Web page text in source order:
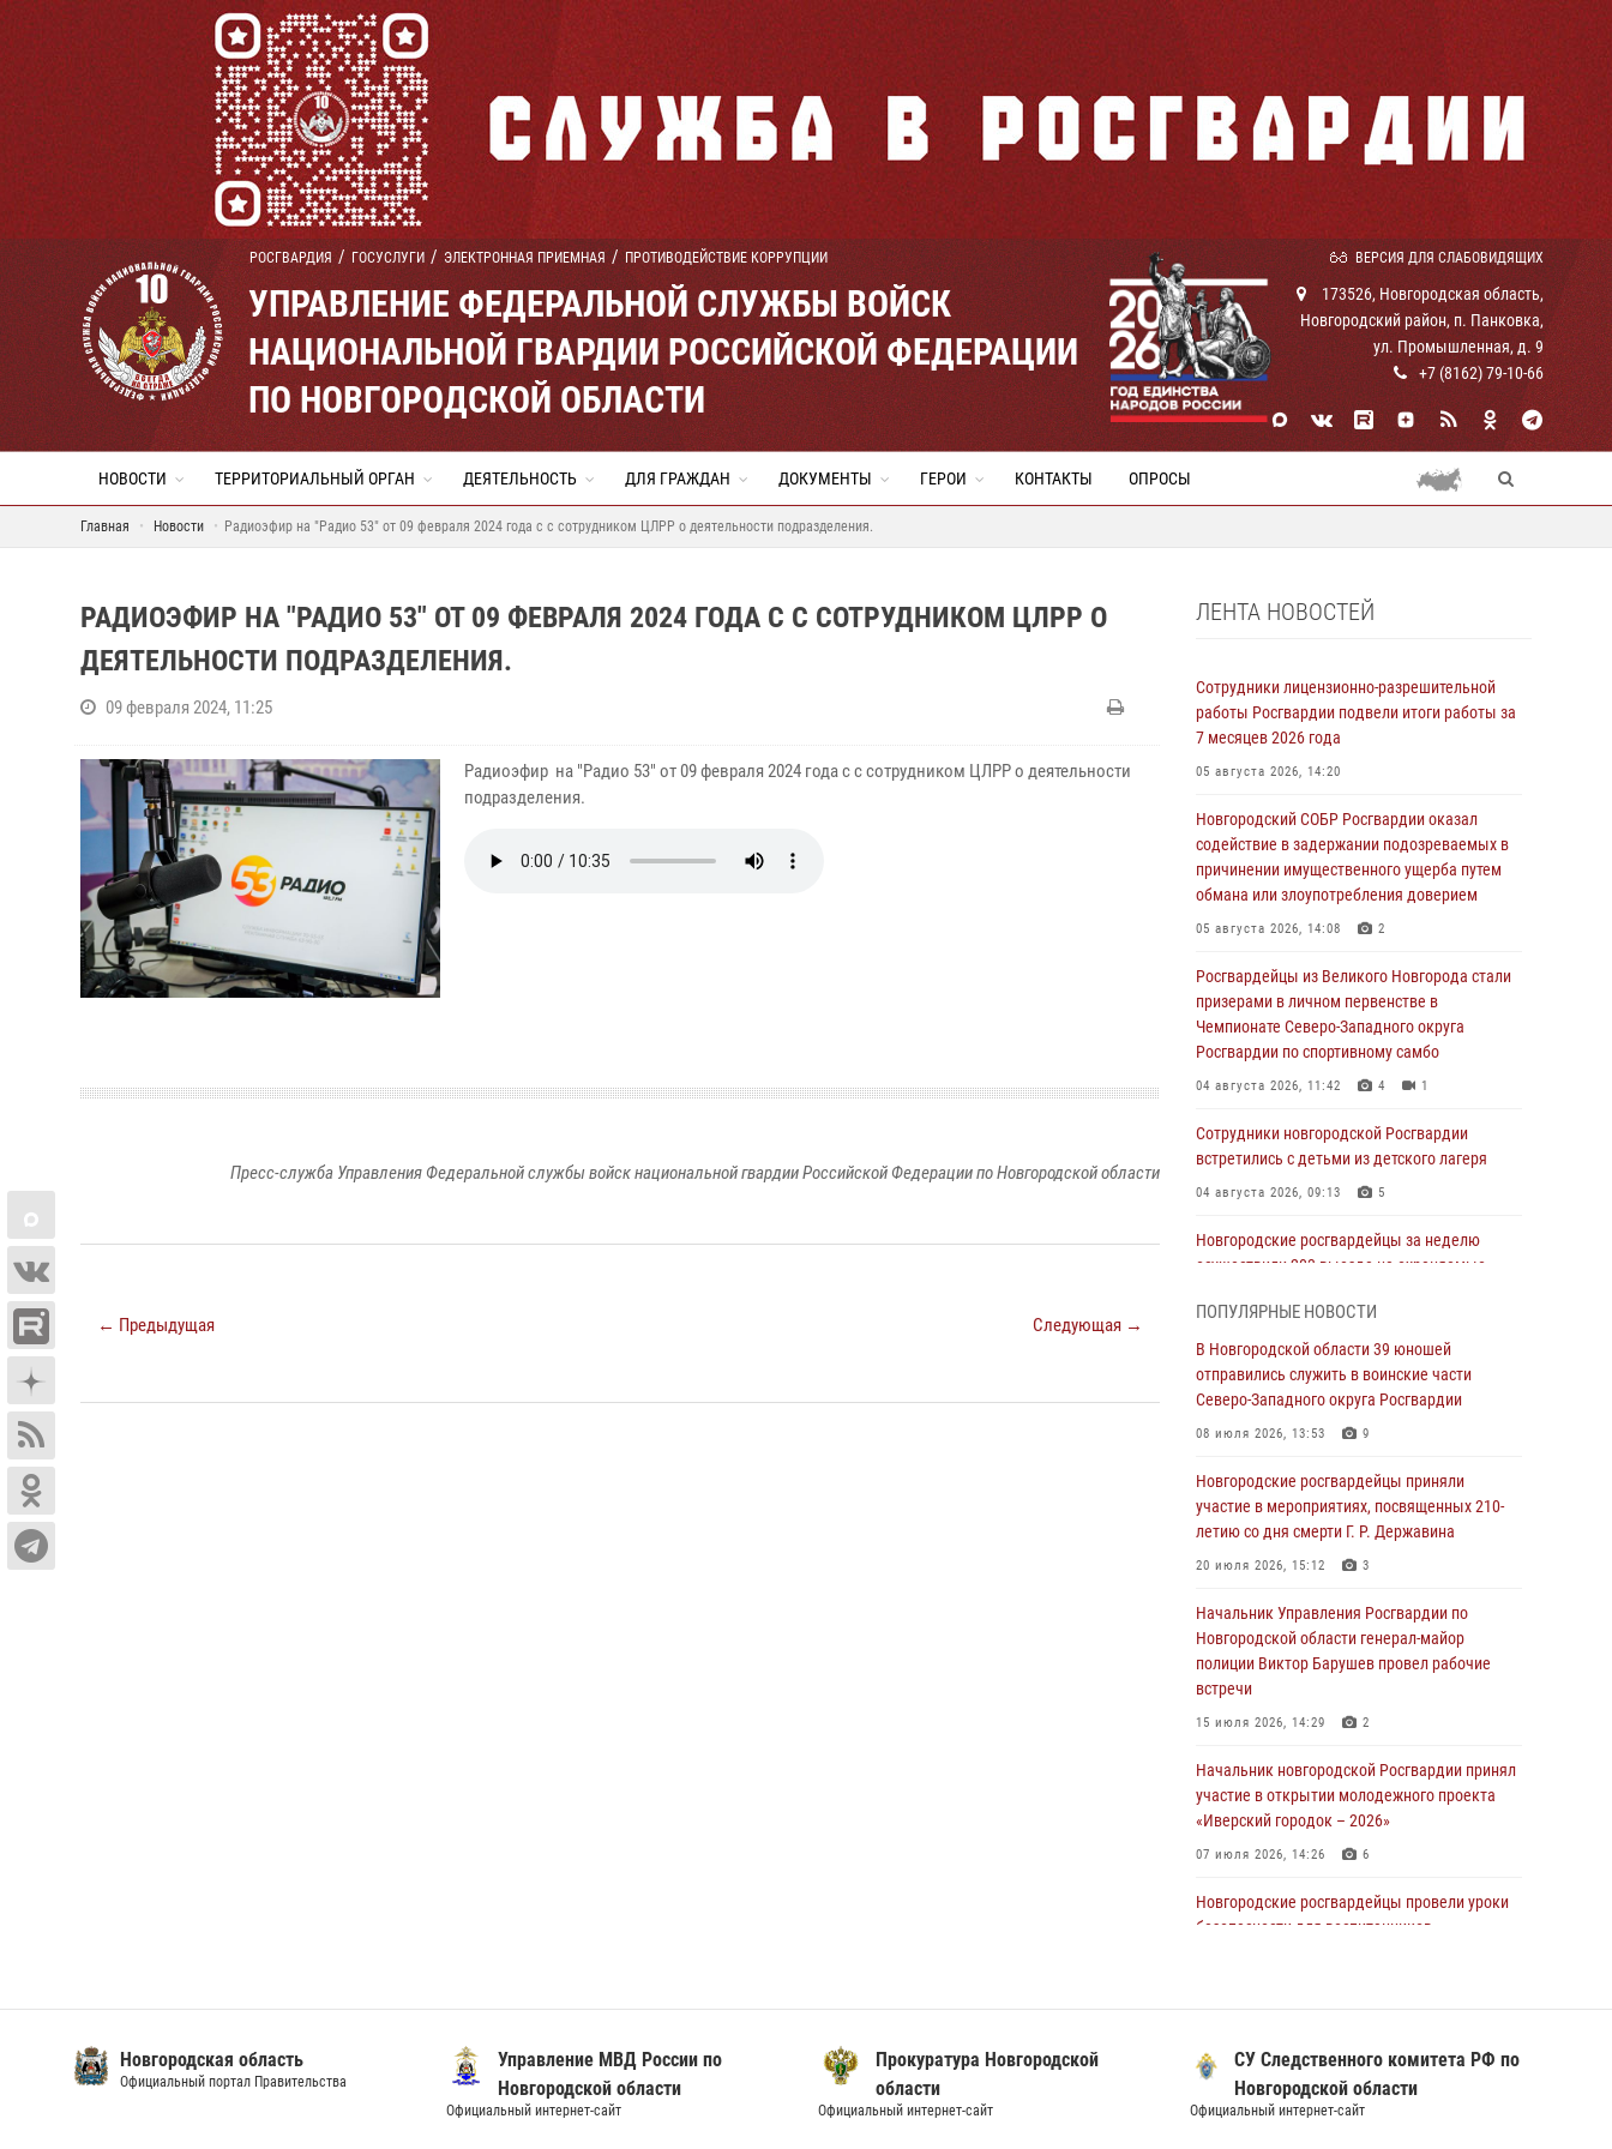
РОСГВАРДИЯ ГОСУСЛУГИ ЭЛЕКТРОННАЯ ПРИЕМНАЯ ПРОТИВОДЕЙСТВИЕ КОРРУПЦИИ ВЕРСИЯ ДЛЯ СЛАБОВИДЯЩИХ
УПРАВЛЕНИЕ ФЕДЕРАЛЬНОЙ СЛУЖБЫ ВОЙСК
НАЦИОНАЛЬНОЙ ГВАРДИИ РОССИЙСКОЙ ФЕДЕРАЦИИ
ПО НОВГОРОДСКОЙ ОБЛАСТИ
173526, Новгородская область,
Новгородский район, п. Панковка,
ул. Промышленная, д. 9
+7 (8162) 79-10-66
НОВОСТИ ТЕРРИТОРИАЛЬНЫЙ ОРГАН ДЕЯТЕЛЬНОСТЬ ДЛЯ ГРАЖДАН ДОКУМЕНТЫ ГЕРОИ КОНТАКТЫ ОПРОСЫ
Главная Новости Радиоэфир на "Радио 53" от 09 февраля 2024 года с с сотрудником ЦЛРР о деятельности подразделения.
РАДИОЭФИР НА "РАДИО 53" ОТ 09 ФЕВРАЛЯ 2024 ГОДА С С СОТРУДНИКОМ ЦЛРР О
ДЕЯТЕЛЬНОСТИ ПОДРАЗДЕЛЕНИЯ.
09 февраля 2024, 11:25
Радиоэфир на "Радио 53" от 09 февраля 2024 года с с сотрудником ЦЛРР о деятельности
подразделения.
Пресс-служба Управления Федеральной службы войск национальной гвардии Российской Федерации по Новгородской области
← Предыдущая Следующая →
ЛЕНТА НОВОСТЕЙ
Сотрудники лицензионно-разрешительной
работы Росгвардии подвели итоги работы за
7 месяцев 2026 года
05 августа 2026, 14:20
Новгородский СОБР Росгвардии оказал
содействие в задержании подозреваемых в
причинении имущественного ущерба путем
обмана или злоупотребления доверием
05 августа 2026, 14:08 2
Росгвардейцы из Великого Новгорода стали
призерами в личном первенстве в
Чемпионате Северо-Западного округа
Росгвардии по спортивному самбо
04 августа 2026, 11:42 4 1
Сотрудники новгородской Росгвардии
встретились с детьми из детского лагеря
04 августа 2026, 09:13 5
Новгородские росгвардейцы за неделю
осуществили 203 выезда на охраняемые
Радиоэфир программы "Новости дня" на
радио "Радио53" от 30 июля 2026 года.
Новгородские призывники приняли присягу в
Росгвардии.
30 июля 2026, 16:00 1
В Великом Новгороде сотрудники центра
Росгвардии провели телефонную «горячую
линию»
30 июля 2026, 14:36 1
Новгородские росгвардейцы рассказали о
30 июля 2026, 08:40 5
Новгородские росгвардейцы задержали
Телесюжет в программе "Новгородское
29 июля 2026, 12:54 1
ПОПУЛЯРНЫЕ НОВОСТИ
В Новгородской области 39 юношей
отправились служить в воинские части
Северо-Западного округа Росгвардии
08 июля 2026, 13:53 9
Новгородские росгвардейцы приняли
участие в мероприятиях, посвященных 210-
летию со дня смерти Г. Р. Державина
20 июля 2026, 15:12 3
Начальник Управления Росгвардии по
Новгородской области генерал-майор
полиции Виктор Барушев провел рабочие
встречи
15 июля 2026, 14:29 2
Начальник новгородской Росгвардии принял
участие в открытии молодежного проекта
«Иверский городок – 2026»
07 июля 2026, 14:26 6
Новгородские росгвардейцы провели уроки
безопасности для воспитанников
подвели итоги работы за 6 месяцев 2026
года
16 июля 2026, 12:09 3
Новгородская область
Официальный портал Правительства
Управление МВД России по
Новгородской области
Официальный интернет-сайт
Прокуратура Новгородской
области
Официальный интернет-сайт
СУ Следственного комитета РФ по
Новгородской области
Официальный интернет-сайт